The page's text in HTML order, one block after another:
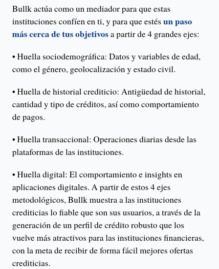
Bullk actúa como un mediador para que estas
instituciones confíen en ti, y para que estés un paso
más cerca de tus objetivosa partir de 4 grandes ejes:
• Huella sociodemográfica: Datos y variables de edad,
como el género, geolocalización y estado civil.
• Huella de historial crediticio: Antigüedad de historial,
cantidad y tipo de créditos, así como comportamiento
de pagos.
• Huella transaccional: Operaciones diarias desde las
plataformas de las instituciones.
• Huella digital: El comportamiento e insights en
aplicaciones digitales. A partir de estos 4 ejes
metodológicos, Bullk muestra a las instituciones
crediticias lo fiable que son sus usuarios, a través de la
generación de un perfil de crédito robusto que los
vuelve más atractivos para las instituciones financieras,
con la meta de recibir de forma fácil mejores ofertas
crediticias.